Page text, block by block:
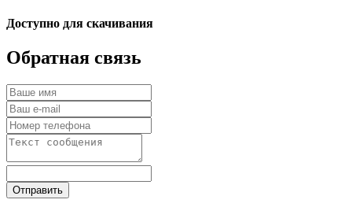
Доступно для скачивания
Обратная связь
Отправить